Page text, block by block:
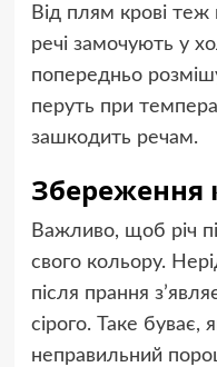
Від плям крові теж
речі замочують у
попередньо
перуть при
зашкодить речам.
Збереження
Важливо, щоб річ
свого кольору.
після прання
сірого. Таке буває,
неправильний